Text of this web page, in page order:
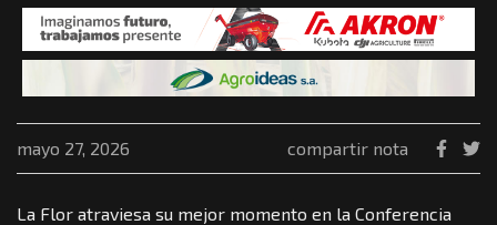
mayo 27, 2026 compartir nota
La Flor atraviesa su mejor momento en la Conferencia